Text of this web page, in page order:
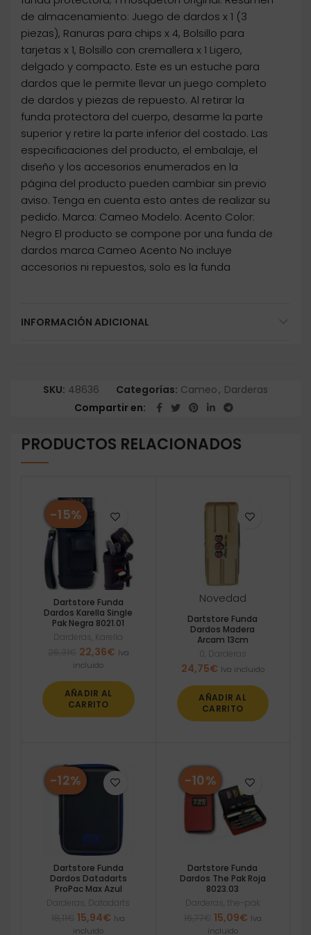
de almacenamiento: Juego de dardos x 1 (3
piezas), Ranuras para chips x 4, Bolsillo para
tarjetas x 1, Bolsillo con cremallera x 1 Ligero,
delgado y compacto. Este es un estuche para
dardos que le permite llevar un juego completo
de dardos y piezas de repuesto. Al retirar la
funda protectora del cuerpo, desarme la parte
superior y retire la parte inferior del costado. Las
especificaciones del producto, el embalaje, el
diseño y los accesorios enumerados en la
página del producto pueden cambiar sin previo
aviso. Tenga en cuenta esto antes de realizar su
pedido. Marca: Cameo Modelo: Acento Color:
Negro El producto se compone por una funda de
dardos marca Cameo Acento No incluye
accesorios ni repuestos, solo es la funda
INFORMACIÓN ADICIONAL
SKU: 48636 Categorías: Cameo, Darderas
Compartir en
PRODUCTOS RELACIONADOS
-15%
Dartstore Funda
Dardos Karella Single
Pak Negra 8021.01
Darderas Karella
El
precio
era:
26,31€.
22,36€El
es:
22,36€.
Iva
incluido
AÑADIR AL
CARRITO
Novedad
Dartstore Funda
Dardos Madera
Arcam 13cm
0 Darderas
24,75€ Iva incluido
AÑADIR AL
CARRITO
-12%
Dartstore Funda
Dardos Datadarts
ProPac Max Azul
Darderas Datadarts
El
precio
15,94€ El
Iva
incluido
-10%
Dartstore Funda
Dardos The Pak Roja
8023.03
Darderas the-pak
El
precio
15,09€ElIva
incluido